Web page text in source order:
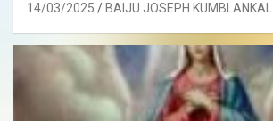
14/03/2025 BAIJU JOSEPH KUMBLANKAL